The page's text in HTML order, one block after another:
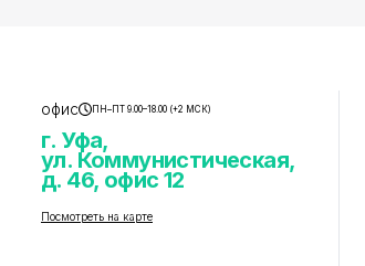
офис ПН–ПТ 9.00–18.00 (+2 МСК)
г. Уфа,
ул. Коммунистическая,
д. 46, офис 12
Посмотреть на карте